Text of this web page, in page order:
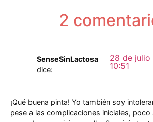
2
SenseSinLactosa
dice:
28 de julio
10:51
¡Qué buena pinta! Yo también soy
pese a las complicaciones iniciales, poco